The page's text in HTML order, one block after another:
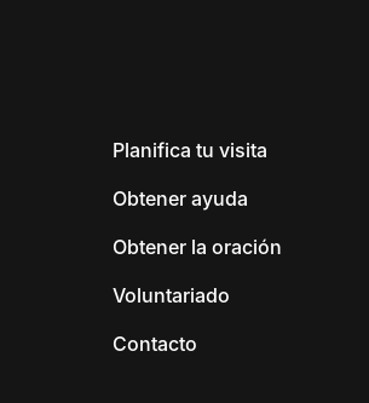
Planifica tu visita
Obtener ayuda
Obtener la oración
Voluntariado
Contacto